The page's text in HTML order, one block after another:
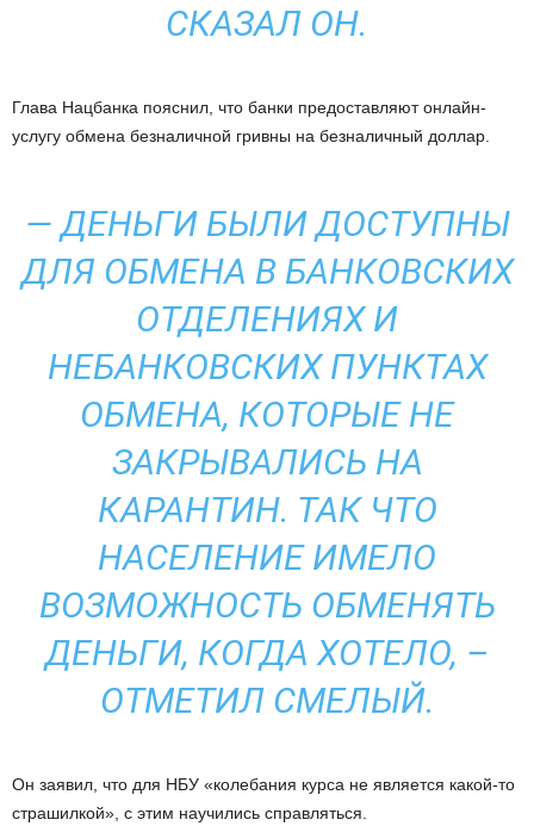
СКАЗАЛ ОН.
Глава Нацбанка пояснил, что банки предоставляют онлайн-
услугу обмена безналичной гривны на безналичный доллар.
— ДЕНЬГИ БЫЛИ ДОСТУПНЫ
ДЛЯ ОБМЕНА В БАНКОВСКИХ
ОТДЕЛЕНИЯХ И
НЕБАНКОВСКИХ ПУНКТАХ
ОБМЕНА, КОТОРЫЕ НЕ
ЗАКРЫВАЛИСЬ НА
КАРАНТИН. ТАК ЧТО
НАСЕЛЕНИЕ ИМЕЛО
ВОЗМОЖНОСТЬ ОБМЕНЯТЬ
ДЕНЬГИ, КОГДА ХОТЕЛО, –
ОТМЕТИЛ СМЕЛЫЙ.
Он заявил, что для НБУ «колебания курса не является какой-то
страшилкой», с этим научились справляться.